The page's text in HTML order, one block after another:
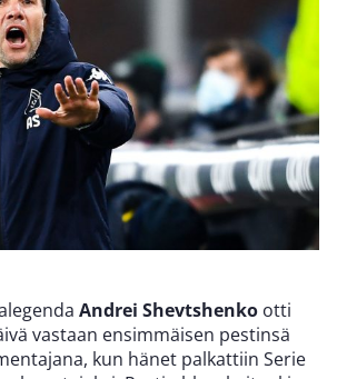
Andrei Shevtshenko otti
vastaan ensimmäisen pestinsä
kun hänet palkattiin Serie